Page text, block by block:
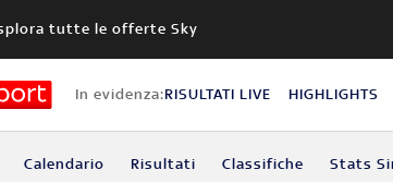
tutte le offerte Sky
In evidenza:RISULTATI LIVE HIGHLIGHTS
Calendario Risultati Classifiche Stats